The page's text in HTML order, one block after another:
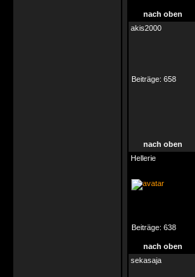
nach oben
akis2000
Beiträge: 658
nach oben
Hellerie
Beiträge: 638
nach oben
sekasaja